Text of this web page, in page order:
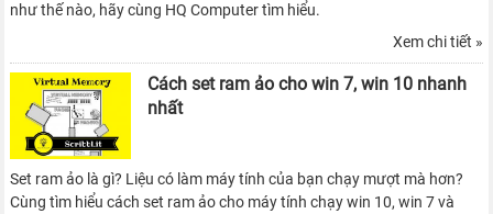
như thế nào, hãy cùng HQ Computer tìm hiểu.
Xem chi tiết »
Cách set ram ảo cho win 7, win 10 nhanh
nhất
Set ram ảo là gì? Liệu có làm máy tính của bạn chạy mượt mà hơn?
Cùng tìm hiểu cách set ram ảo cho máy tính chạy win 10, win 7 và